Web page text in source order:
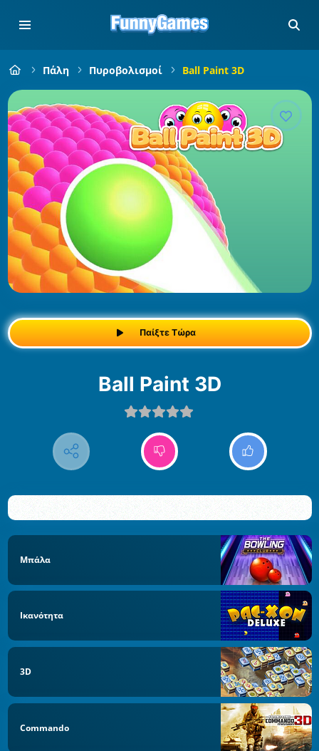
Πάλη Πυροβολισμοί Ball Paint 3D
Παίξτε Τώρα
Ball Paint 3D
Μπάλα
Ικανότητα
3D
Commando